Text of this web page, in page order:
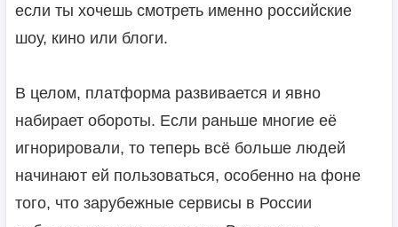
если ты хочешь смотреть именно российские
шоу, кино или блоги.
В целом, платформа развивается и явно
набирает обороты. Если раньше многие её
игнорировали, то теперь всё больше людей
начинают ей пользоваться, особенно на фоне
того, что зарубежные сервисы в России